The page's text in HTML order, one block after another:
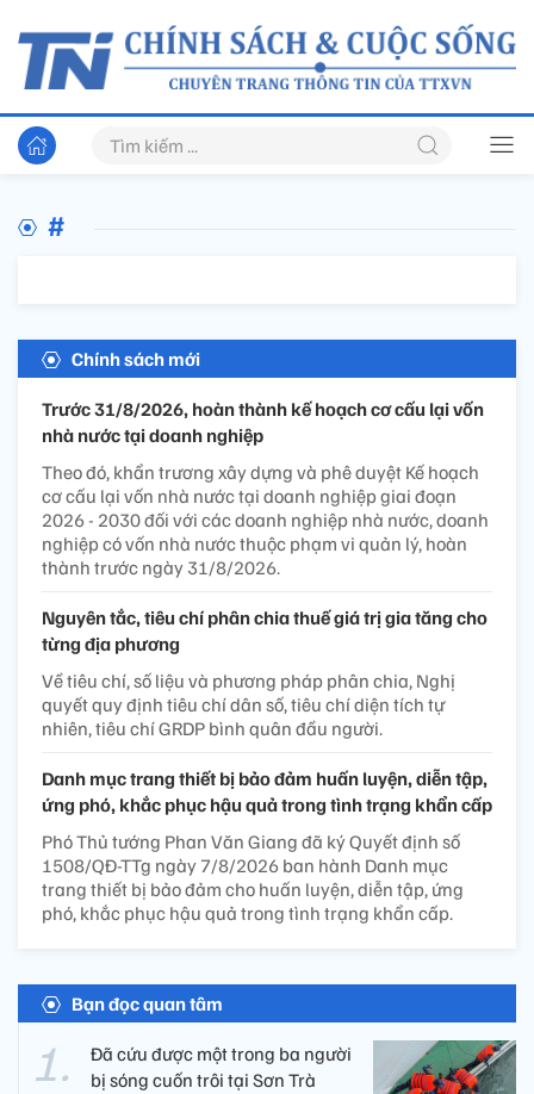
#
Chính sách mới
Trước 31/8/2026, hoàn thành kế hoạch cơ cấu lại vốn
nhà nước tại doanh nghiệp
Theo đó, khẩn trương xây dựng và phê duyệt Kế hoạch
cơ cấu lại vốn nhà nước tại doanh nghiệp giai đoạn
2026 - 2030 đối với các doanh nghiệp nhà nước, doanh
nghiệp có vốn nhà nước thuộc phạm vi quản lý, hoàn
thành trước ngày 31/8/2026.
Nguyên tắc, tiêu chí phân chia thuế giá trị gia tăng cho
từng địa phương
Về tiêu chí, số liệu và phương pháp phân chia, Nghị
quyết quy định tiêu chí dân số, tiêu chí diện tích tự
nhiên, tiêu chí GRDP bình quân đầu người.
Danh mục trang thiết bị bảo đảm huấn luyện, diễn tập,
ứng phó, khắc phục hậu quả trong tình trạng khẩn cấp
Phó Thủ tướng Phan Văn Giang đã ký Quyết định số
1508/QĐ-TTg ngày 7/8/2026 ban hành Danh mục
trang thiết bị bảo đảm cho huấn luyện, diễn tập, ứng
phó, khắc phục hậu quả trong tình trạng khẩn cấp.
Bạn đọc quan tâm
Đã cứu được một trong ba người
bị sóng cuốn trôi tại Sơn Trà